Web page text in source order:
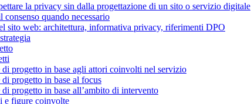
la privacy sin dalla progettazione di un sito o servizio digitale
quando necessario
sito web: architettura, informativa privacy, riferimenti DPO
progetto in base agli attori coinvolti nel servizio
progetto in base al focus
progetto in base all’ambito di intervento
e figure coinvolte